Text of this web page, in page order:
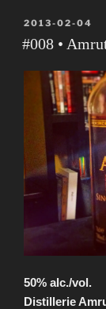
PUBLIÉ
LE
2013-02-04
#008 •
50% alc./vol.
Distillerie